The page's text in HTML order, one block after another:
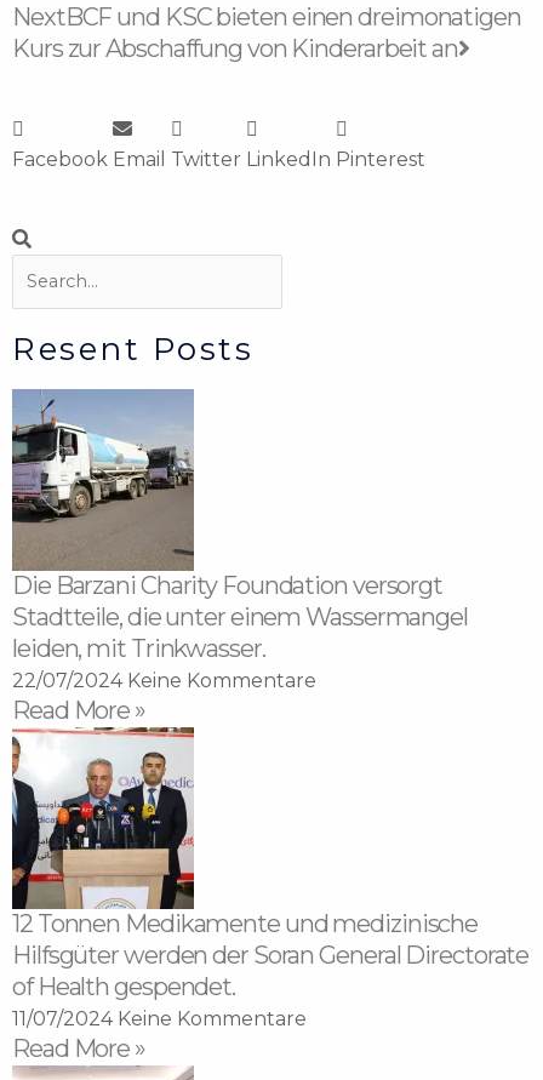
NextBCF und KSC bieten einen dreimonatigen
Kurs zur Abschaffung von Kinderarbeit an
Facebook Email Twitter LinkedIn Pinterest
Suche
Resent Posts
Die Barzani Charity Foundation versorgt
Stadtteile, die unter einem Wassermangel
leiden, mit Trinkwasser.
22/07/2024 Keine Kommentare
Read More »
12 Tonnen Medikamente und medizinische
Hilfsgüter werden der Soran General Directorate
of Health gespendet.
11/07/2024 Keine Kommentare
Read More »